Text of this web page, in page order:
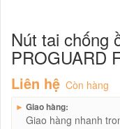
Nút tai chống
PROGUARD
Liên hệ Còn hàng
► Giao hàng:
Giao hàng nhanh